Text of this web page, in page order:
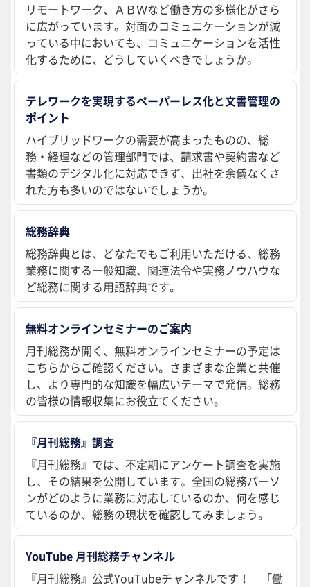
リモートワーク、ＡＢＷなど働き方の多様化がさら
に広がっています。対面のコミュニケーションが減
っている中においても、コミュニケーションを活性
化するために、どうしていくべきでしょうか。
テレワークを実現するペーパーレス化と文書管理の
ポイント
ハイブリッドワークの需要が高まったものの、総
務・経理などの管理部門では、請求書や契約書など
書類のデジタル化に対応できず、出社を余儀なくさ
れた方も多いのではないでしょうか。
総務辞典
総務辞典とは、どなたでもご利用いただける、総務
業務に関する一般知識、関連法令や実務ノウハウな
ど総務に関する用語辞典です。
無料オンラインセミナーのご案内
月刊総務が開く、無料オンラインセミナーの予定は
こちらからご確認ください。さまざまな企業と共催
し、より専門的な知識を幅広いテーマで発信。総務
の皆様の情報収集にお役立てください。
『月刊総務』調査
『月刊総務』では、不定期にアンケート調査を実施
し、その結果を公開しています。全国の総務パーソ
ンがどのように業務に対応しているのか、何を感じ
ているのか、総務の現状を確認してみましょう。
YouTube 月刊総務チャンネル
『月刊総務』公式YouTubeチャンネルです！ 「働